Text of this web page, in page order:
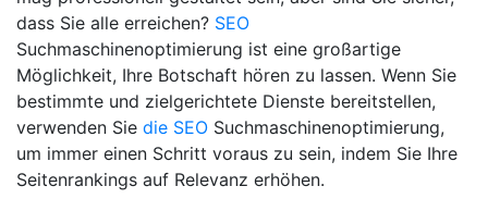
dass Sie alle erreichen? SEO
Suchmaschinenoptimierung ist eine großartige
Möglichkeit, Ihre Botschaft hören zu lassen. Wenn Sie
bestimmte und zielgerichtete Dienste bereitstellen,
verwenden Sie die SEO Suchmaschinenoptimierung,
um immer einen Schritt voraus zu sein, indem Sie Ihre
Seitenrankings auf Relevanz erhöhen.